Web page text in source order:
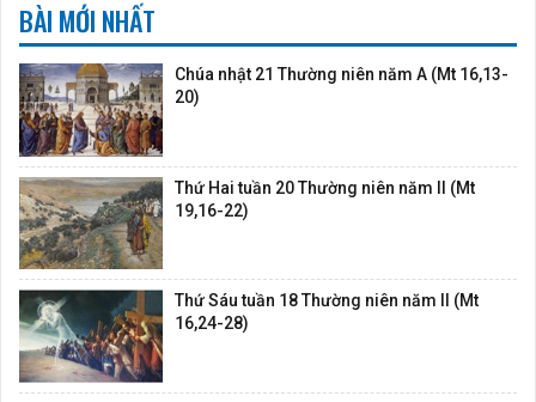
BÀI MỚI NHẤT
Chúa nhật 21 Thường niên năm A (Mt 16,13-
20)
Thứ Hai tuần 20 Thường niên năm II (Mt
19,16-22)
Thứ Sáu tuần 18 Thường niên năm II (Mt
16,24-28)